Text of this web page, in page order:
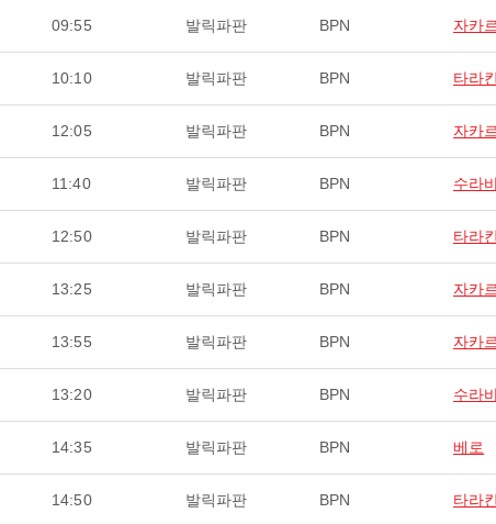
09:55 발릭파판 BPN 자카
10:10 발릭파판 BPN 타라
12:05 발릭파판 BPN 자카
11:40 발릭파판 BPN 수라
12:50 발릭파판 BPN 타라
13:25 발릭파판 BPN 자카
13:55 발릭파판 BPN 자카
13:20 발릭파판 BPN 수라
14:35 발릭파판 BPN 베로
14:50 발릭파판 BPN 타라